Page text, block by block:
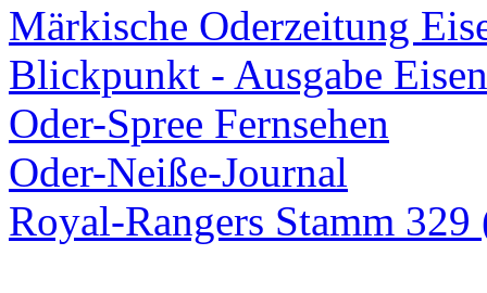
Märkische Oderzeitung
Blickpunkt - Ausgabe
Oder-Spree Fernsehen
Oder-Neiße-Journal
Royal-Rangers Stamm